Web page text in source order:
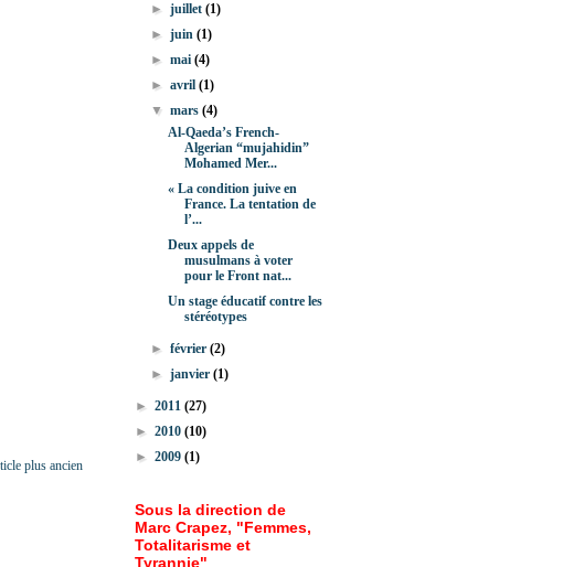
plus ancien
►juillet(1)
►juin(1)
►mai(4)
►avril(1)
▼mars(4)
Al-Qaeda’s French-
Algerian “mujahidin”
Mohamed Mer...
« La condition juive en
France. La tentation de
l’...
Deux appels de
musulmans à voter
pour le Front nat...
Un stage éducatif contre les
stéréotypes
►février(2)
►janvier(1)
► 2011 (27)
► 2010 (10)
► 2009 (1)
Sous la direction de
Marc Crapez, "Femmes,
Totalitarisme et
Tyrannie"